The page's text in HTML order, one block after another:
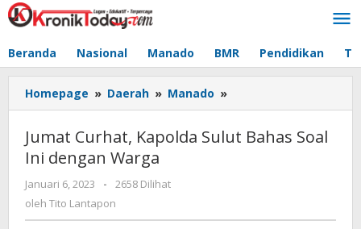
Lewati
ke
Beranda Nasional Manado BMR Pendidikan
Homepage » Daerah » Manado »
Curhat,
Kapolda
Sulut
Jumat Curhat, Kapolda Sulut Bahas Soal
Ini dengan Warga
Januari 6, 2023
oleh
Tito
-
2658 Dilihat
oleh Tito Lantapon